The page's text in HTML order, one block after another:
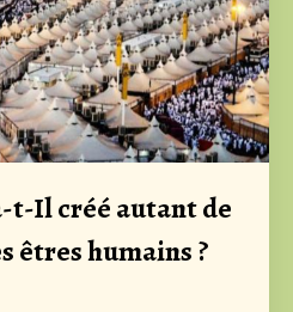
t-Il créé autant de
êtres humains ?